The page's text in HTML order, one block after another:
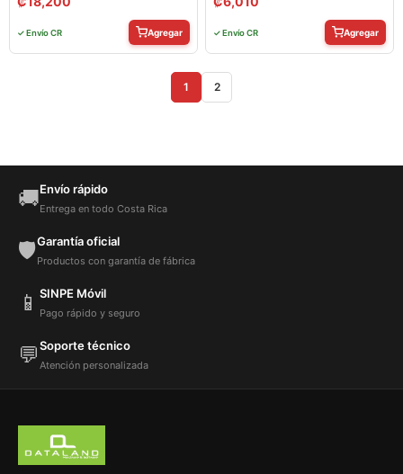
✓ Envío CR Agregar ✓ Envío CR Agregar
1 2
🚚Envío rápido
Entrega en todo Costa Rica
🛡️Garantía oficial
Productos con garantía de fábrica
📱 SINPE Móvil
Pago rápido y seguro
💬Soporte técnico
Atención personalizada